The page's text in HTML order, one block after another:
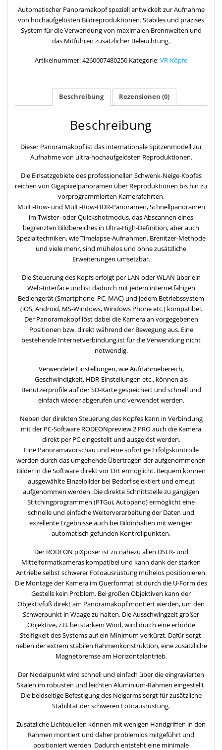
Automatischer Panoramakopf speziell entwickelt zur Aufnahme
von hochaufgelösten Bildreproduktionen. Stabiles und präzises
System für die Verwendung von maximalen Brennweiten und
das Mitführen zusätzlicher Beleuchtung.
Artikelnummer:4260007480250 Kategorie:VR-Köpfe
Beschreibung Rezensionen (0)
Beschreibung
Dieser Panoramakopf ist das internationale Spitzenmodell zur
Aufnahme von ultra-hochaufgelösten Reproduktionen.
Die Einsatzgebiete des professionellen Schwenk-Neige-Kopfes
reichen von Gigapixelpanoramen über Reproduktionen bis hin zu
vorprogrammierten Kamerafahrten.
Multi-Row- und Multi-Row-HDR-Panoramen, Schnellpanoramen
im Twister- oder Quickshotmodus, das Abscannen eines
begrenzten Bildbereiches in Ultra-High-Definition, aber auch
Spezialtechniken, wie Timelapse-Aufnahmen, Brenitzer-Methode
und viele mehr, sind mühelos und ohne zusätzliche
Erweiterungen umsetzbar.
Die Steuerung des Kopfs erfolgt per LAN oder WLAN über ein
Web-Interface und ist dadurch mit jedem internetfähigen
Bediengerät (Smartphone, PC, MAC) und jedem Betriebssystem
(iOS, Android, MS-Windows, Windows Phone etc.) kompatibel.
Der Panoramakopf löst dabei die Kamera an vorgegebenen
Positionen bzw. direkt während der Bewegung aus. Eine
bestehende Internetverbindung ist für die Verwendung nicht
notwendig.
Verwendete Einstellungen, wie Aufnahmebereich,
Geschwindigkeit, HDR-Einstellungen etc., können als
Benutzerprofile auf der SD-Karte gespeichert und schnell und
einfach wieder abgerufen und verwendet werden.
Neben der direkten Steuerung des Kopfes kann in Verbindung
mit der PC-Software RODEONpreview 2 PRO auch die Kamera
direkt per PC eingestellt und ausgelöst werden.
Eine Panoramavorschau und eine sofortige Erfolgskontrolle
werden durch das umgehende Übertragen der aufgenommenen
Bilder in die Software direkt vor Ort ermöglicht. Bequem können
ausgewählte Einzelbilder bei Bedarf selektiert und erneut
aufgenommen werden. Die direkte Schnittstelle zu gängigen
Stitchingprogrammen (PTGui, Autopano) ermöglicht eine
schnelle und einfache Weiterverarbeitung der Daten und
exzellente Ergebnisse auch bei Bildinhalten mit wenigen
automatisch gefunden Kontrollpunkten.
Der RODEON piXposer ist zu nahezu allen DSLR- und
Mittelformatkameras kompatibel und kann dank der starken
Antriebe selbst schwerer Fotoausrüstung mühelos positionieren.
Die Montage der Kamera im Querformat ist durch die U-Form des
Gestells kein Problem. Bei großen Objektiven kann der
Objektivfuß direkt am Panoramakopf montiert werden, um den
Schwerpunkt in Waage zu halten. Die Ausschwingzeit großer
Objektive, z.B. bei starkem Wind, wird durch eine erhöhte
Steifigkeit des Systems auf ein Minimum verkürzt. Dafür sorgt,
neben der extrem stabilen Rahmenkonstruktion, eine zusätzliche
Magnetbremse am Horizontalantrieb.
Der Nodalpunkt wird schnell und einfach über die eingravierten
Skalen im robusten und leichten Aluminium-Rahmen eingestellt.
Die beidseitige Befestigung des Neigarms sorgt für zusätzliche
Stabilität der schweren Fotoausrüstung.
Zusätzliche Lichtquellen können mit wenigen Handgriffen in den
Rahmen montiert und daher problemlos mitgeführt und
positioniert werden. Dadurch entsteht eine minimale